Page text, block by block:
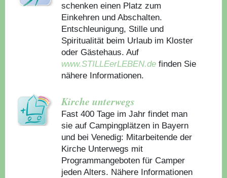
schenken einen Platz zum
Einkehren und Abschalten.
Entschleunigung, Stille und
Spiritualität beim Urlaub im Kloster
oder Gästehaus. Auf
www.STILLEerLEBEN.de finden Sie
nähere Informationen.
Kirche unterwegs
Fast 400 Tage im Jahr findet man
sie auf Campingplätzen in Bayern
und bei Venedig: Mitarbeitende der
Kirche Unterwegs mit
Programmangeboten für Camper
jeden Alters. Nähere Informationen